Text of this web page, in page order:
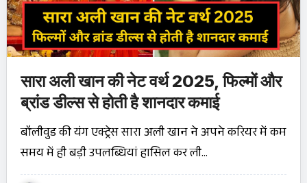
सारा अली खान की नेट वर्थ 2025, फिल्मों और
ब्रांड डील्स से होती है शानदार कमाई
बॉलीवुड की यंग एक्ट्रेस सारा अली खान ने अपने करियर में कम
समय में ही बड़ी उपलब्धियां हासिल कर ली…